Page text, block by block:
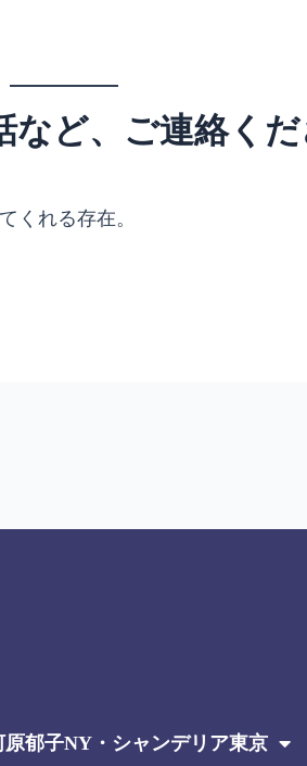
など、ご連絡く
くれる存在。
原郁子NY・シャンデリア東京